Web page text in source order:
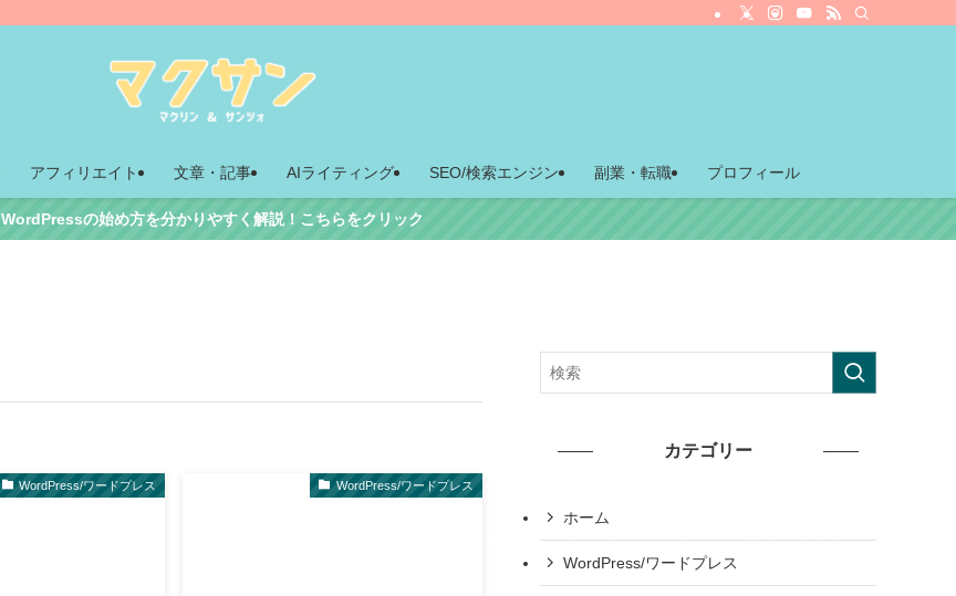
アフィリエイト 文章・記事 AIライティング SEO/検索エンジン 副業・転職 プロフィール
WordPressの始め方を分かりやすく解説！こちらをクリック
WordPress/ワードプレス WordPress/ワードプレス
カテゴリー
ホーム
WordPress/ワードプレス